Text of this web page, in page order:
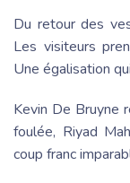
Du retour des
Les visiteurs
Une égalisation
Kevin De Bruyne
foulée, Riyad
coup franc